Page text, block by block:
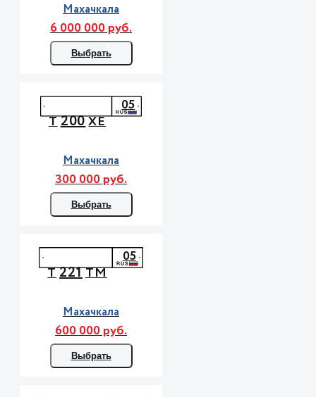
Махачкала
6 000 000 руб.
Выбрать
Т200ХЕ
05
Махачкала
300 000 руб.
Выбрать
Т221ТМ
05
Махачкала
600 000 руб.
Выбрать